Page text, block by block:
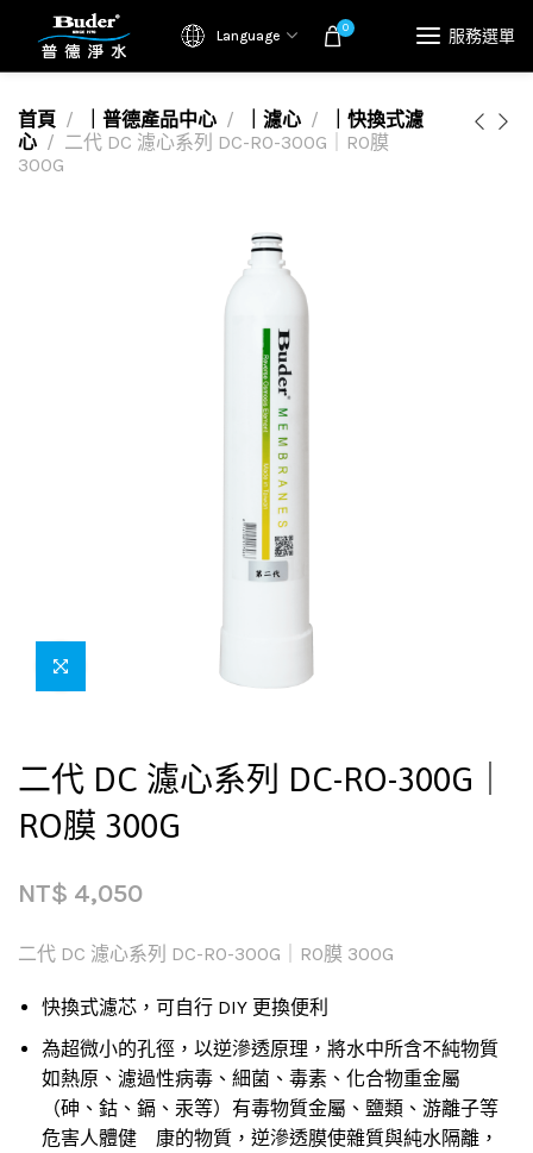
Language 0 服務選單
首頁 ｜普德產品中心 ｜濾心
｜快換式濾
心
二代 DC 濾心系列 DC-RO-300G｜RO膜
300G
二代 DC 濾心系列 DC-RO-300G｜
RO膜 300G
NT$ 4,050
二代 DC 濾心系列 DC-RO-300G｜RO膜 300G
快換式濾芯，可自行 DIY 更換便利
為超微小的孔徑，以逆滲透原理，將水中所含不純物質
如熱原、濾過性病毒、細菌、毒素、化合物重金屬
（砷、鈷、鎘、汞等）有毒物質金屬、鹽類、游離子等
危害人體健 康的物質，逆滲透膜使雜質與純水隔離，